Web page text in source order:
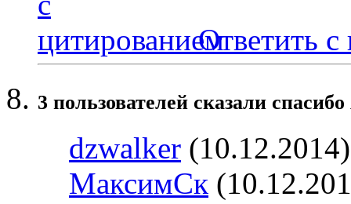
Ответить с
3 пользователей сказали
dzwalker
МаксимСк